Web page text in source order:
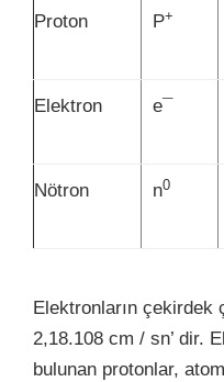
Proton P+
Elektron e¯
Nötron n0
Elektronların çekirdek
2,18.108 cm / sn’ dir.
bulunan protonlar,